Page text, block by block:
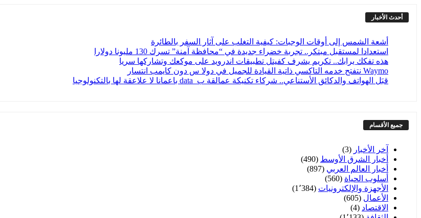
أحدث الأخبار
أشعة الشمس إلى أوقات الوجبات: كيفية التغلب على آثار السفر بالطائرة
استعدادا لمستقبل مبتكر.. تجربة خضراء جديدة في “محافظة آمنة” تسرك 130 مليونا دولارا
هذه تفكك يرابك.. تكريم يشرف كفيتل تطبيقات اندرويد على موكعك وتشاركها سريا
Waymo​ نتفتح خدمه التاكسي ذاتية القيادة للجميل في دولا س دون كايمب انتسار
قبَل الهواتف والدكائق الأستناعي.. شركاء تكنيكة عمالقة ب_data باعمانا لا علاعقة لها بالتكنولوجيا
جميع الأقسام
آخر الأخبار (3)
أخبار الشرق الأوسط (490)
أخبار العالم العربي (897)
أسلوب الحياة (560)
الأجهزة والإلكترونيات (1٬384)
الأعمال (605)
الاقتصاد (4)